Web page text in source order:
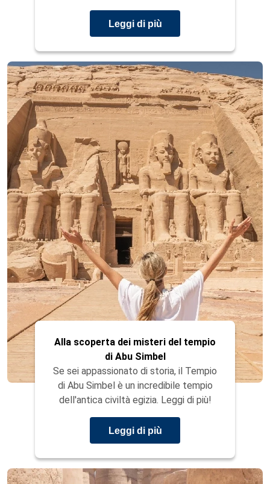
Leggi di più
Alla scoperta dei misteri del tempio
di Abu Simbel
Se sei appassionato di storia, il Tempio
di Abu Simbel è un incredibile tempio
dell'antica civiltà egizia. Leggi di più!
Leggi di più